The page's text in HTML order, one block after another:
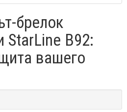
брелок
StarLine B92:
вашего